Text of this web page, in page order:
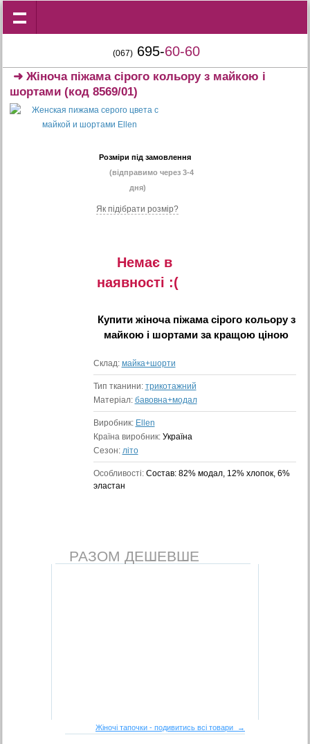
(067) 695-60-60
➜Жіноча піжама сірого кольору з майкою і
шортами (код 8569/01)
Розміри під замовлення
(відправимо через 3-4
дня)
Як підібрати розмір?
Немає в
наявностi :(
Купити жіноча піжама сірого кольору з
майкою і шортами за кращою ціною
Склад: майка+шорти
Тип тканини: трикотажний
Матеріал: бавовна+модал
Виробник: Ellen
Країна виробник: Україна
Сезон: літо
Особливості: Состав: 82% модал, 12% хлопок, 6%
эластан
РАЗОМ ДЕШЕВШЕ
Жіночі тапочки - подивитись всі товари →